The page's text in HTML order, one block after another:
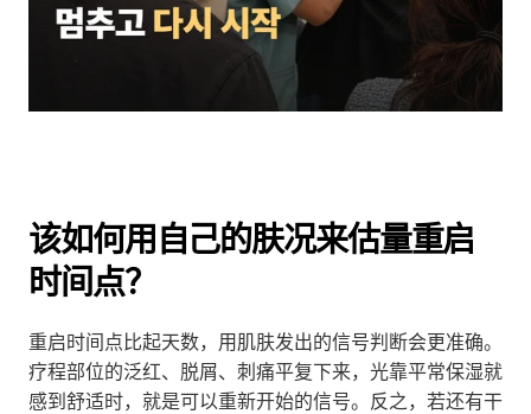
该如何用自己的肤况来估量重启
时间点？
重启时间点比起天数，用肌肤发出的信号判断会更准确。
疗程部位的泛红、脱屑、刺痛平复下来，光靠平常保湿就
感到舒适时，就是可以重新开始的信号。反之，若还有干